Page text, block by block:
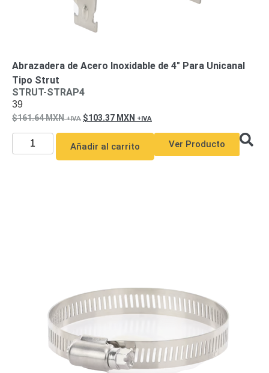
Abrazadera de Acero Inoxidable de 4″ Para Unicanal
Tipo Strut
STRUT-STRAP4
39
161.64MXN 103.37 MXN
Añadir al carrito Ver Producto